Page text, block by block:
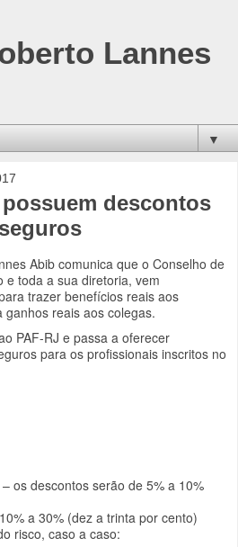
Lannes
▼
descontos
Abib comunica que o Conselho de
e toda a sua diretoria, vem
trazer benefícios reais aos
reais aos colegas.
PAF-RJ e passa a oferecer
para os profissionais inscritos no
– os descontos serão de 5% a 10%
a 30% (dez a trinta por cento)
risco, caso a caso: